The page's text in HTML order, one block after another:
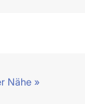
Nähe »